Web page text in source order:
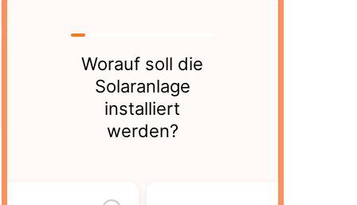
Worauf soll die
Solaranlage
installiert
werden?